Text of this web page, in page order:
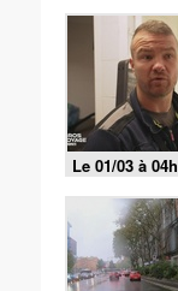
Le 01/03 à 04h